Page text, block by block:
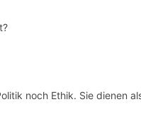
noch Ethik. Sie dienen